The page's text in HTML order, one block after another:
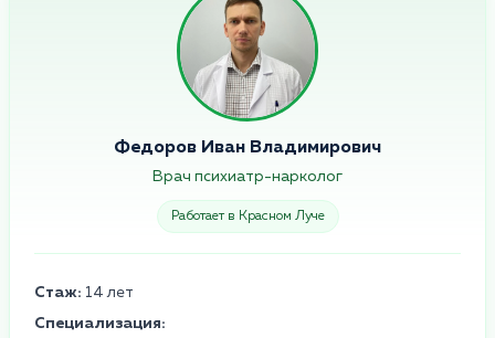
Федоров Иван Владимирович
Врач психиатр-нарколог
Работает в Красном Луче
Стаж: 14 лет
Специализация: